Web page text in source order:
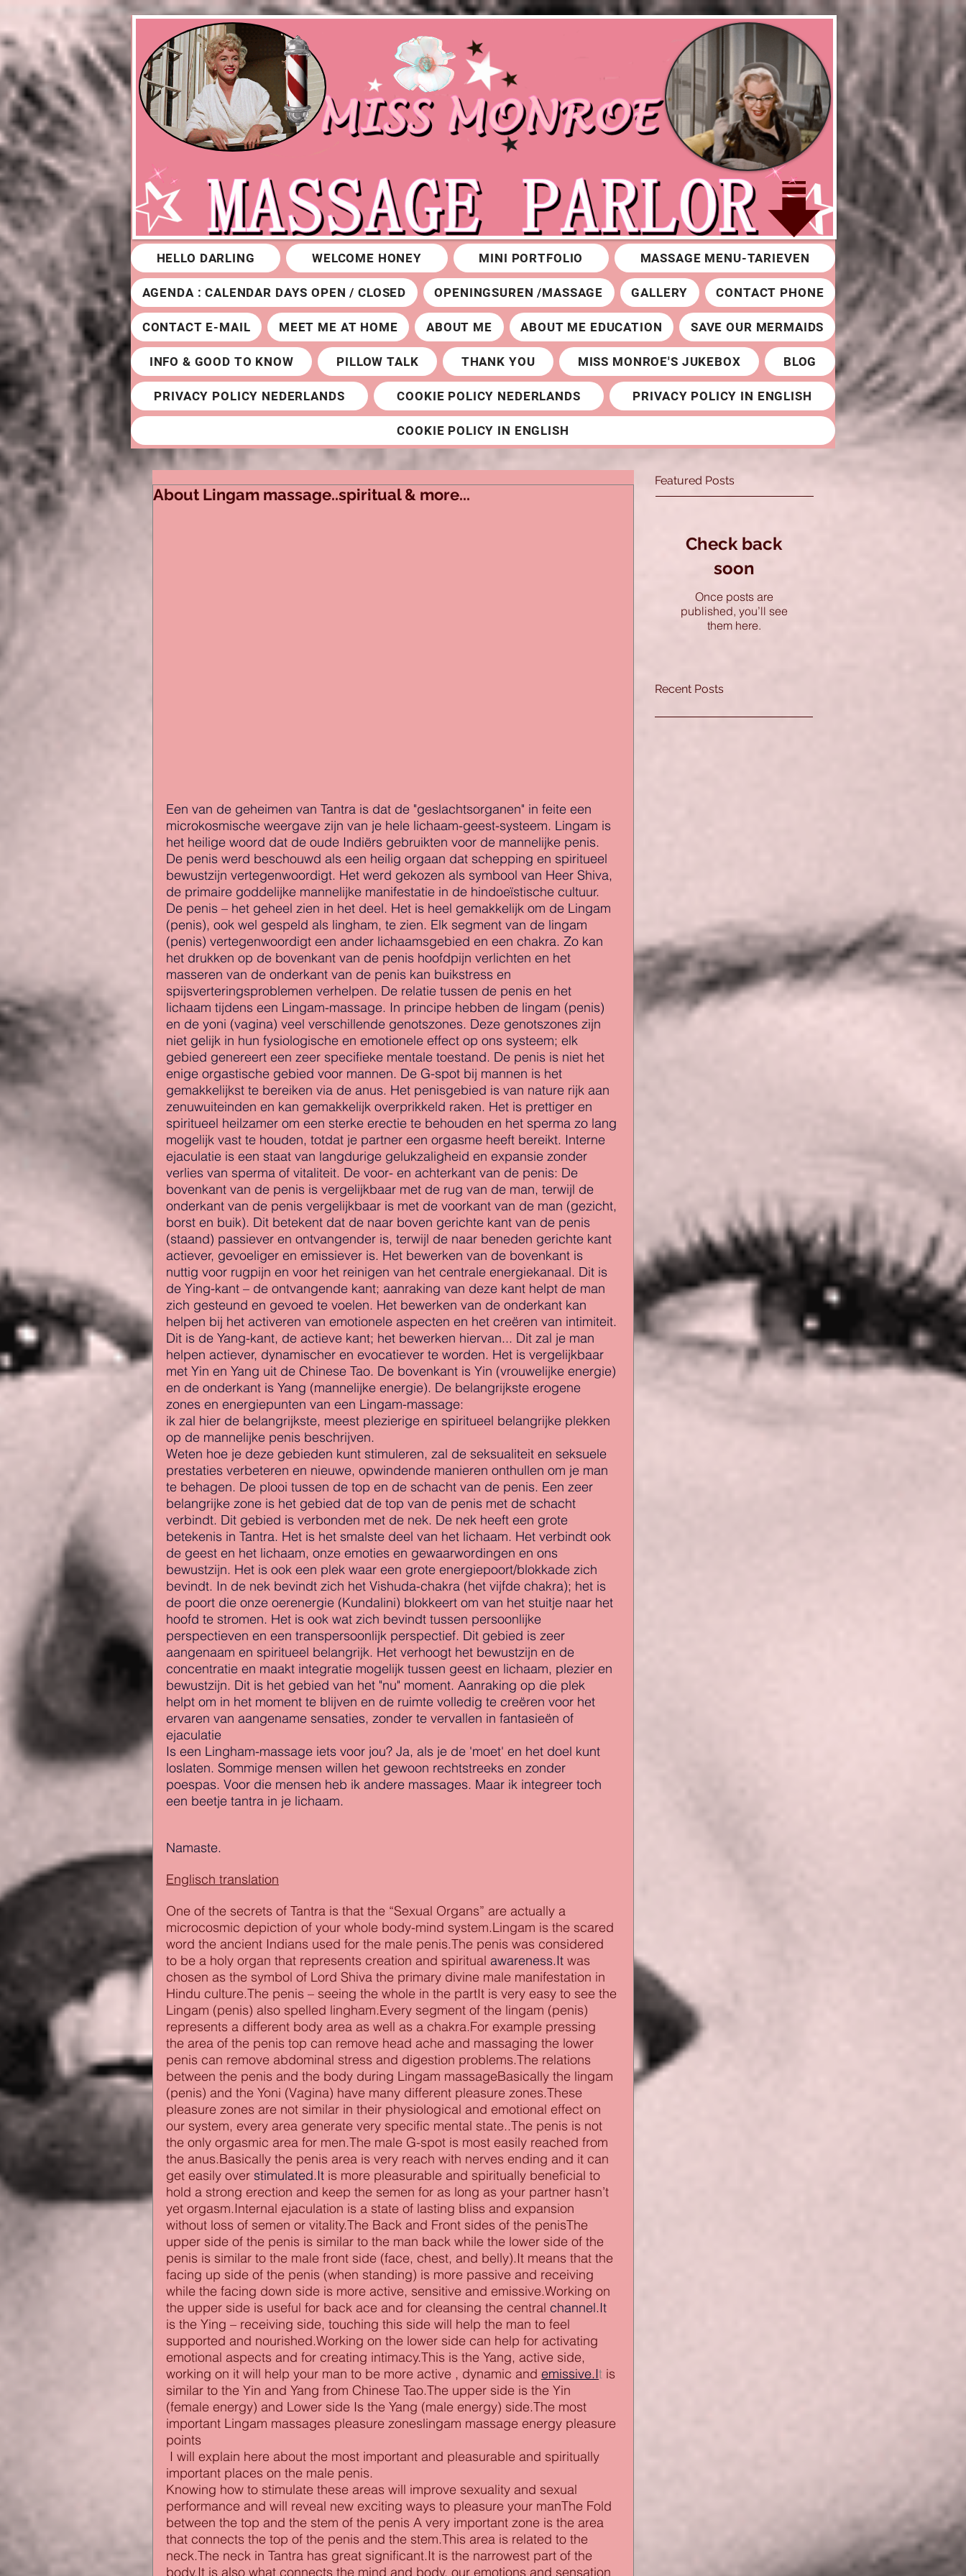
Privacybeleid Cookiebeleid
HELLO DARLING WELCOME HONEY MINI PORTFOLIO MASSAGE MENU-TARIEVEN
AGENDA : CALENDAR DAYS OPEN / CLOSED OPENINGSUREN /MASSAGE GALLERY CONTACT PHONE
CONTACT E-MAIL MEET ME AT HOME ABOUT ME ABOUT ME EDUCATION SAVE OUR MERMAIDS
INFO & GOOD TO KNOW PILLOW TALK THANK YOU MISS MONROE'S JUKEBOX BLOG
PRIVACY POLICY NEDERLANDS COOKIE POLICY NEDERLANDS PRIVACY POLICY IN ENGLISH
COOKIE POLICY IN ENGLISH
About Lingam massage..spiritual & more...
Een van de geheimen van Tantra is dat de "geslachtsorganen" in feite een
microkosmische weergave zijn van je hele lichaam-geest-systeem. Lingam is
het heilige woord dat de oude Indiërs gebruikten voor de mannelijke penis.
De penis werd beschouwd als een heilig orgaan dat schepping en spiritueel
bewustzijn vertegenwoordigt. Het werd gekozen als symbool van Heer Shiva,
de primaire goddelijke mannelijke manifestatie in de hindoeïstische cultuur.
De penis – het geheel zien in het deel. Het is heel gemakkelijk om de Lingam
(penis), ook wel gespeld als lingham, te zien. Elk segment van de lingam
(penis) vertegenwoordigt een ander lichaamsgebied en een chakra. Zo kan
het drukken op de bovenkant van de penis hoofdpijn verlichten en het
masseren van de onderkant van de penis kan buikstress en
spijsverteringsproblemen verhelpen. De relatie tussen de penis en het
lichaam tijdens een Lingam-massage. In principe hebben de lingam (penis)
en de yoni (vagina) veel verschillende genotszones. Deze genotszones zijn
niet gelijk in hun fysiologische en emotionele effect op ons systeem; elk
gebied genereert een zeer specifieke mentale toestand. De penis is niet het
enige orgastische gebied voor mannen. De G-spot bij mannen is het
gemakkelijkst te bereiken via de anus. Het penisgebied is van nature rijk aan
zenuwuiteinden en kan gemakkelijk overprikkeld raken. Het is prettiger en
spiritueel heilzamer om een ​​sterke erectie te behouden en het sperma zo lang
mogelijk vast te houden, totdat je partner een orgasme heeft bereikt. Interne
ejaculatie is een staat van langdurige gelukzaligheid en expansie zonder
verlies van sperma of vitaliteit. De voor- en achterkant van de penis: De
bovenkant van de penis is vergelijkbaar met de rug van de man, terwijl de
onderkant van de penis vergelijkbaar is met de voorkant van de man (gezicht,
borst en buik). Dit betekent dat de naar boven gerichte kant van de penis
(staand) passiever en ontvangender is, terwijl de naar beneden gerichte kant
actiever, gevoeliger en emissiever is. Het bewerken van de bovenkant is
nuttig voor rugpijn en voor het reinigen van het centrale energiekanaal. Dit is
de Ying-kant – de ontvangende kant; aanraking van deze kant helpt de man
zich gesteund en gevoed te voelen. Het bewerken van de onderkant kan
helpen bij het activeren van emotionele aspecten en het creëren van intimiteit.
Dit is de Yang-kant, de actieve kant; het bewerken hiervan... Dit zal je man
helpen actiever, dynamischer en evocatiever te worden. Het is vergelijkbaar
met Yin en Yang uit de Chinese Tao. De bovenkant is Yin (vrouwelijke energie)
en de onderkant is Yang (mannelijke energie). De belangrijkste erogene
zones en energiepunten van een Lingam-massage:
ik zal hier de belangrijkste, meest plezierige en spiritueel belangrijke plekken
op de mannelijke penis beschrijven.
Weten hoe je deze gebieden kunt stimuleren, zal de seksualiteit en seksuele
prestaties verbeteren en nieuwe, opwindende manieren onthullen om je man
te behagen. De plooi tussen de top en de schacht van de penis. Een zeer
belangrijke zone is het gebied dat de top van de penis met de schacht
verbindt. Dit gebied is verbonden met de nek. De nek heeft een grote
betekenis in Tantra. Het is het smalste deel van het lichaam. Het verbindt ook
de geest en het lichaam, onze emoties en gewaarwordingen en ons
bewustzijn. Het is ook een plek waar een grote energiepoort/blokkade zich
bevindt. In de nek bevindt zich het Vishuda-chakra (het vijfde chakra); het is
de poort die onze oerenergie (Kundalini) blokkeert om van het stuitje naar het
hoofd te stromen. Het is ook wat zich bevindt tussen persoonlijke
perspectieven en een transpersoonlijk perspectief. Dit gebied is zeer
aangenaam en spiritueel belangrijk. Het verhoogt het bewustzijn en de
concentratie en maakt integratie mogelijk tussen geest en lichaam, plezier en
bewustzijn. Dit is het gebied van het "nu" moment. Aanraking op die plek
helpt om in het moment te blijven en de ruimte volledig te creëren voor het
ervaren van aangename sensaties, zonder te vervallen in fantasieën of
ejaculatie
Is een Lingham-massage iets voor jou? Ja, als je de 'moet' en het doel kunt
loslaten. Sommige mensen willen het gewoon rechtstreeks en zonder
poespas. Voor die mensen heb ik andere massages. Maar ik integreer toch
een beetje tantra in je lichaam.
Namaste.
Englisch translation
One of the secrets of Tantra is that the “Sexual Organs” are actually a
microcosmic depiction of your whole body-mind system.Lingam is the scared
word the ancient Indians used for the male penis.The penis was considered
to be a holy organ that represents creation and spiritual awareness.It was
chosen as the symbol of Lord Shiva the primary divine male manifestation in
Hindu culture.The penis – seeing the whole in the partIt is very easy to see the
Lingam (penis) also spelled lingham.Every segment of the lingam (penis)
represents a different body area as well as a chakra.For example pressing
the area of the penis top can remove head ache and massaging the lower
penis can remove abdominal stress and digestion problems.The relations
between the penis and the body during Lingam massageBasically the lingam
(penis) and the Yoni (Vagina) have many different pleasure zones.These
pleasure zones are not similar in their physiological and emotional effect on
our system, every area generate very specific mental state..The penis is not
the only orgasmic area for men.The male G-spot is most easily reached from
the anus.Basically the penis area is very reach with nerves ending and it can
get easily over stimulated.It is more pleasurable and spiritually beneficial to
hold a strong erection and keep the semen for as long as your partner hasn’t
yet orgasm.Internal ejaculation is a state of lasting bliss and expansion
without loss of semen or vitality.The Back and Front sides of the penisThe
upper side of the penis is similar to the man back while the lower side of the
penis is similar to the male front side (face, chest, and belly).It means that the
facing up side of the penis (when standing) is more passive and receiving
while the facing down side is more active, sensitive and emissive.Working on
the upper side is useful for back ace and for cleansing the central channel.It
is the Ying – receiving side, touching this side will help the man to feel
supported and nourished.Working on the lower side can help for activating
emotional aspects and for creating intimacy.This is the Yang, active side,
working on it will help your man to be more active , dynamic and emissive.It is
similar to the Yin and Yang from Chinese Tao.The upper side is the Yin
(female energy) and Lower side Is the Yang (male energy) side.The most
important Lingam massages pleasure zoneslingam massage energy pleasure
points
important places on the male penis.
Knowing how to stimulate these areas will improve sexuality and sexual
performance and will reveal new exciting ways to pleasure your manThe Fold
between the top and the stem of the penis A very important zone is the area
that connects the top of the penis and the stem.This area is related to the
neck.The neck in Tantra has great significant.It is the narrowest part of the
body.It is also what connects the mind and body, our emotions and sensation
Featured Posts
Check back
soon
Once posts are
published, you’ll see
them here.
Recent Posts